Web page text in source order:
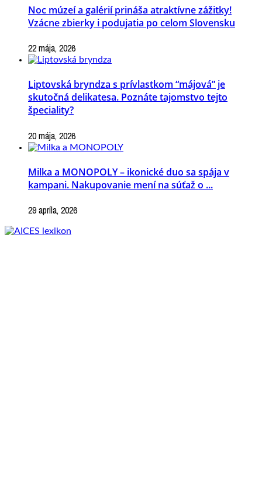
Noc múzeí a galérií prináša atraktívne zážitky!
Vzácne zbierky i podujatia po celom Slovensku
22 mája, 2026
Liptovská bryndza s prívlastkom “májová” je
skutočná delikatesa. Poznáte tajomstvo tejto
špeciality?
20 mája, 2026
Milka a MONOPOLY – ikonické duo sa spája v
kampani. Nakupovanie mení na súťaž o ...
29 apríla, 2026